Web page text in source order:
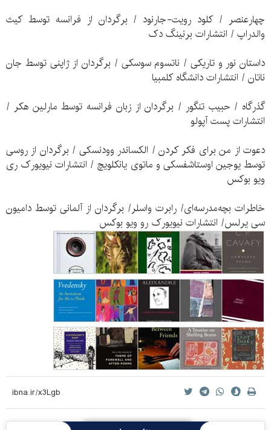
چهارعنصر / کلود رویت-جارنود / برگردان از فرانسه توسط کیث
والدراپ / انتشارات برنینگ دک
داستان نور و تاریکی / ناتسوم سوسکی / برگردان از ژاپنی توسط جان
ناتان / انتشارات دانشگاه کلمبیا
گذرگاه / حبیب تنگور / برگردان از زبان فرانسه توسط مارلین هکر /
انتشارات پست آپولو
دعوت از من برای فکر کردن / الکساندر وودنسکی / برگردان از روسی
توسط یوجین اوستاشفسکی و ماتوی یانکلویچ / انتشارات نیویورک ری
ویو بوکس
خاطرات بچه‌مدرسه‌ای/ رابرت واسلر/ برگردان از آلمانی توسط دامیون
سی یرلس/ انتشارات نیویورک رو ویو بوکس